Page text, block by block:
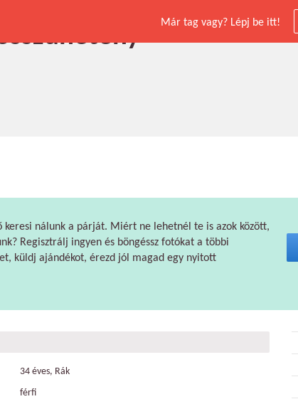
Már tag vagy? Lépj be itt!
keresi nálunk a párját. Miért ne lehetnél te is azok között,
Regisztrálj ingyen és böngéssz fotókat a többi
küldj ajándékot, érezd jól magad egy nyitott
34 éves, Rák
férfi